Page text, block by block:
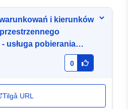
i kierunków
- usługa pobierania
0
Tilgå URL